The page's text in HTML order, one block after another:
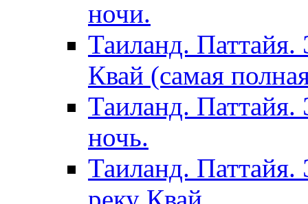
ночи.
Таиланд. Паттайя.
Квай (самая
Таиланд.
ночь.
Таиланд. Паттайя.